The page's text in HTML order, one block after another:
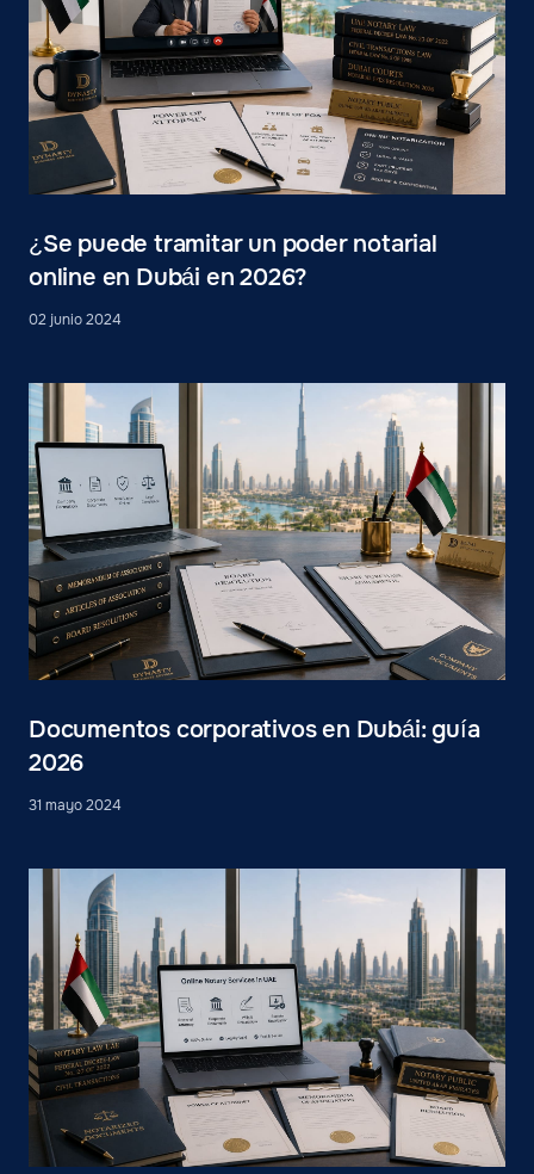
¿Se puede tramitar un poder notarial
online en Dubái en 2026?
02 junio 2024
Documentos corporativos en Dubái: guía
2026
31 mayo 2024